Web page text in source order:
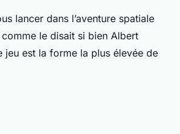
lancer dans l’aventure spatiale
comme le disait si bien Albert
jeu est la forme la plus élevée de